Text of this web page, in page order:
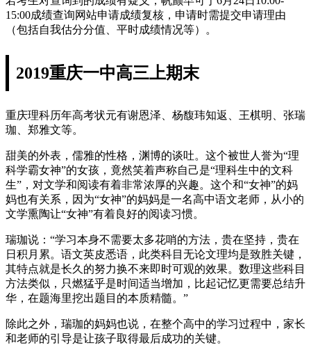
15:00成绩查询网站申请成绩复核，申请时需提交申请理由
（包括自我估分分值、平时成绩情况等）。
2019重庆一中高三上期末
重庆理科历年高考状元有谢恩泽、杨馥玮知返、王棋明、张瑞
珈、郑雅文等。
甜美的外表，儒雅的性格，渊博的谈吐。这个被世人誉为“理
科学霸女神”的女孩，竟然笑着声称自己是“理科生中的文科
生”，对文学和阅读有着非常浓厚的兴趣。这个和“女神”的妈
妈也有关系，因为“女神”的妈妈是一名高中语文老师，从小的
文学熏陶让“女神”有着良好的阅读习惯。
瑞珈说：“学习本身不需要太多花哨的方法，贵在坚持，贵在
日积月累。语文英皮悉语，此类科目无论文理均是致胜关键，
其特点就是长久的努力换不来即时可观的效果。数理这些科目
方法类似，只燃猛乎是时间适当增加，比起记忆更需要总结升
华，在题海里挖出题目的本质精髓。”
除此之外，瑞珈的妈妈也说，在整个高中的学习过程中，家长
和老师的引导是让孩子取得最后成功的关键。